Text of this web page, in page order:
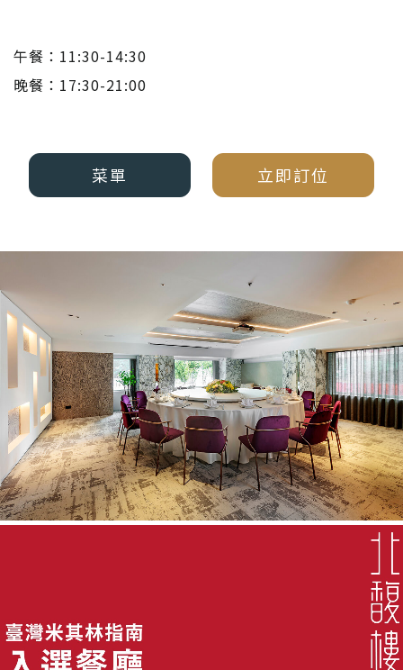
午餐：11:30-14:30
晚餐：17:30-21:00
菜單 立即訂位